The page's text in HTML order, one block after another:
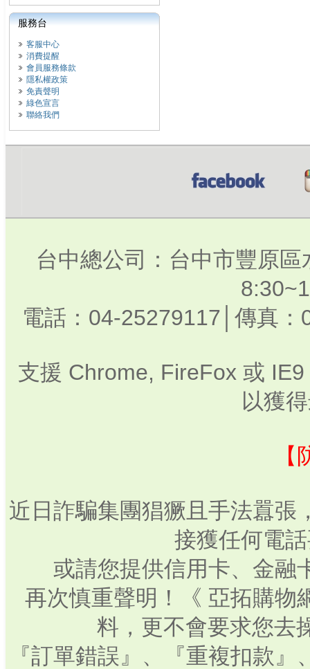
服務台
客服中心
消費提醒
會員服務條款
隱私權政策
免責聲明
綠色宣言
聯絡我們
台中總公司：台中市豐原
電話：04-25279117│傳真
支援 Chrome, FireFox 或
以獲
近日詐騙集團猖獗且手法囂張
接獲任何電
或請您提供信用卡、金融
再次慎重聲明！《 亞拓購物
料，更不會要求您去
『訂單錯誤』、『重複扣款